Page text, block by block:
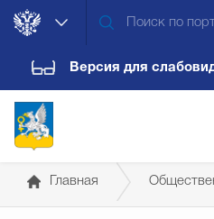
Версия для
Главная